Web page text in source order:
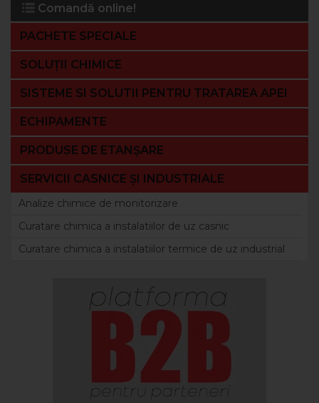
Comandă online!
PACHETE SPECIALE
SOLUȚII CHIMICE
SISTEME SI SOLUTII PENTRU TRATAREA APEI
ECHIPAMENTE
PRODUSE DE ETANȘARE
SERVICII CASNICE ȘI INDUSTRIALE
Analize chimice de monitorizare
Curatare chimica a instalatiilor de uz casnic
Curatare chimica a instalatiilor termice de uz industrial